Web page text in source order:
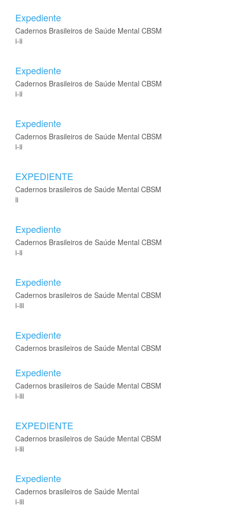
Expediente
Cadernos Brasileiros de Saúde Mental CBSM
i-ii
Expediente
Cadernos Brasileiros de Saúde Mental CBSM
i-ii
Expediente
Cadernos Brasileiros de Saúde Mental CBSM
i-ii
EXPEDIENTE
Cadernos brasileiros de Saúde Mental CBSM
ii
Expediente
Cadernos Brasileiros de Saúde Mental CBSM
i-ii
Expediente
Cadernos brasileiros de Saúde Mental CBSM
i-iii
Expediente
Cadernos brasileiros de Saúde Mental CBSM
Expediente
Cadernos brasileiros de Saúde Mental CBSM
i-iii
EXPEDIENTE
Cadernos brasileiros de Saúde Mental CBSM
i-iii
Expediente
Cadernos brasileiros de Saúde Mental
i-iii